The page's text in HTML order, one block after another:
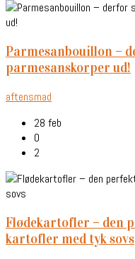
parmesanbouillon – derfor skal du ikke smide dine
parmesanskorper ud!
aftensmad
28 feb
0
2
flødekartofler – den perfekte opskrift på cremede
kartofler med tyk sovs